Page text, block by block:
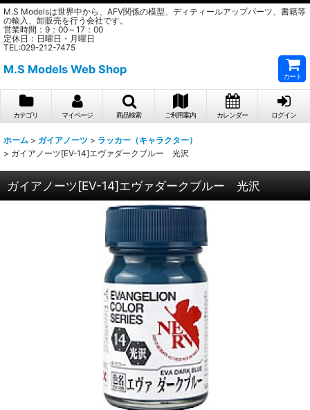
M.S Modelsは世界中から、AFV関係の模型、ディティールアップパーツ、書籍等
の輸入、卸販売を行う会社です。
営業時間：9：00～17：00
定休日：日曜日・月曜日
TEL:029-212-7475
M.S Models Web Shop
カート
カテゴリ マイページ 商品検索 ご利用案内 カレンダー ログイン
ホーム > ガイアノーツ > ラッカー（キャラクター）
> ガイアノーツ[EV-14]エヴァダークブルー 光沢
ガイアノーツ[EV-14]エヴァダークブルー 光沢